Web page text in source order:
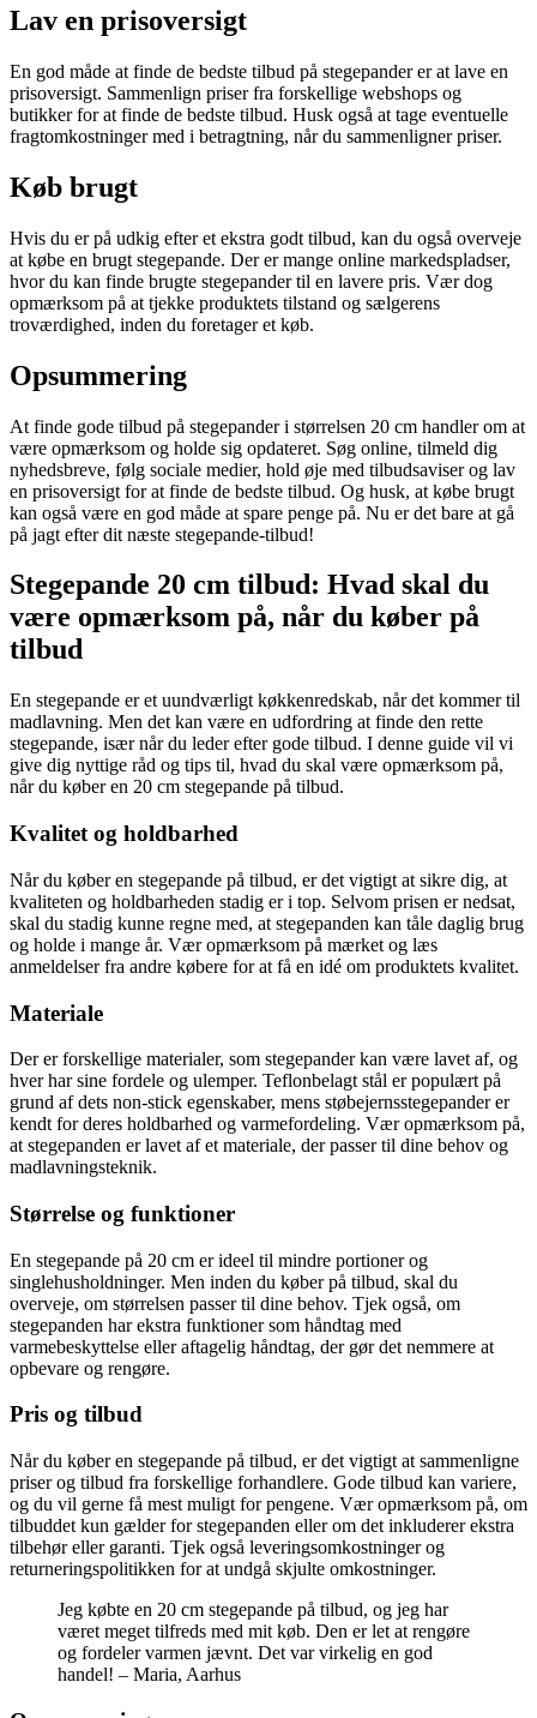
Lav en prisoversigt
En god måde at finde de bedste tilbud på stegepander er at lave en
prisoversigt. Sammenlign priser fra forskellige webshops og
butikker for at finde de bedste tilbud. Husk også at tage eventuelle
fragtomkostninger med i betragtning, når du sammenligner priser.
Køb brugt
Hvis du er på udkig efter et ekstra godt tilbud, kan du også overveje
at købe en brugt stegepande. Der er mange online markedspladser,
hvor du kan finde brugte stegepander til en lavere pris. Vær dog
opmærksom på at tjekke produktets tilstand og sælgerens
troværdighed, inden du foretager et køb.
Opsummering
At finde gode tilbud på stegepander i størrelsen 20 cm handler om at
være opmærksom og holde sig opdateret. Søg online, tilmeld dig
nyhedsbreve, følg sociale medier, hold øje med tilbudsaviser og lav
en prisoversigt for at finde de bedste tilbud. Og husk, at købe brugt
kan også være en god måde at spare penge på. Nu er det bare at gå
på jagt efter dit næste stegepande-tilbud!
Stegepande 20 cm tilbud: Hvad skal du
være opmærksom på, når du køber på
tilbud
En stegepande er et uundværligt køkkenredskab, når det kommer til
madlavning. Men det kan være en udfordring at finde den rette
stegepande, især når du leder efter gode tilbud. I denne guide vil vi
give dig nyttige råd og tips til, hvad du skal være opmærksom på,
når du køber en 20 cm stegepande på tilbud.
Kvalitet og holdbarhed
Når du køber en stegepande på tilbud, er det vigtigt at sikre dig, at
kvaliteten og holdbarheden stadig er i top. Selvom prisen er nedsat,
skal du stadig kunne regne med, at stegepanden kan tåle daglig brug
og holde i mange år. Vær opmærksom på mærket og læs
anmeldelser fra andre købere for at få en idé om produktets kvalitet.
Materiale
Der er forskellige materialer, som stegepander kan være lavet af, og
hver har sine fordele og ulemper. Teflonbelagt stål er populært på
grund af dets non-stick egenskaber, mens støbejernsstegepander er
kendt for deres holdbarhed og varmefordeling. Vær opmærksom på,
at stegepanden er lavet af et materiale, der passer til dine behov og
madlavningsteknik.
Størrelse og funktioner
En stegepande på 20 cm er ideel til mindre portioner og
singlehusholdninger. Men inden du køber på tilbud, skal du
overveje, om størrelsen passer til dine behov. Tjek også, om
stegepanden har ekstra funktioner som håndtag med
varmebeskyttelse eller aftagelig håndtag, der gør det nemmere at
opbevare og rengøre.
Pris og tilbud
Når du køber en stegepande på tilbud, er det vigtigt at sammenligne
priser og tilbud fra forskellige forhandlere. Gode tilbud kan variere,
og du vil gerne få mest muligt for pengene. Vær opmærksom på, om
tilbuddet kun gælder for stegepanden eller om det inkluderer ekstra
tilbehør eller garanti. Tjek også leveringsomkostninger og
returneringspolitikken for at undgå skjulte omkostninger.
Jeg købte en 20 cm stegepande på tilbud, og jeg har
været meget tilfreds med mit køb. Den er let at rengøre
og fordeler varmen jævnt. Det var virkelig en god
handel! – Maria, Aarhus